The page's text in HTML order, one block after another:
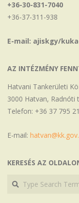
+36-30-831-7040
+36-37-311-938
E-mail: ajiskgy/
AZ INTÉZMÉNY
Hatvani Tankerületi
3000 Hatvan, Radnóti
Telefon: +36 37 795
E-mail:
KERESÉS AZ
Search
Search